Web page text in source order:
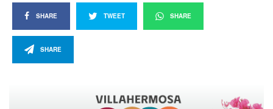
SHARE TWEET SHARE
SHARE